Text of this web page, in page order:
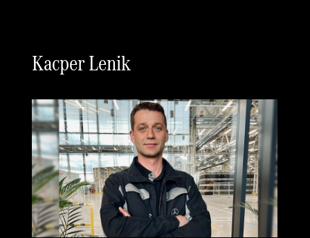
Kacper Lenik